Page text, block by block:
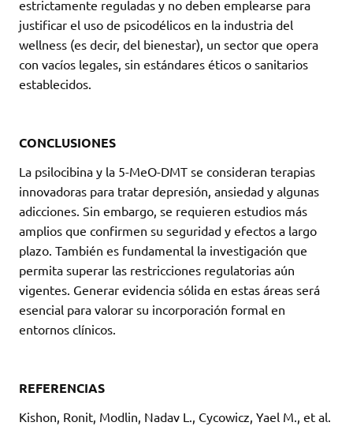
estrictamente reguladas y no deben emplearse para
justificar el uso de psicodélicos en la industria del
wellness (es decir, del bienestar), un sector que opera
con vacíos legales, sin estándares éticos o sanitarios
establecidos.
CONCLUSIONES
La psilocibina y la 5-MeO-DMT se consideran terapias
innovadoras para tratar depresión, ansiedad y algunas
adicciones. Sin embargo, se requieren estudios más
amplios que confirmen su seguridad y efectos a largo
plazo. También es fundamental la investigación que
permita superar las restricciones regulatorias aún
vigentes. Generar evidencia sólida en estas áreas será
esencial para valorar su incorporación formal en
entornos clínicos.
REFERENCIAS
Kishon, Ronit, Modlin, Nadav L., Cycowicz, Yael M., et al.